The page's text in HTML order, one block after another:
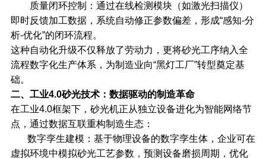
质量闭环控制：通过在线检测模块（如激光扫描仪）
即时反馈加工数据，系统自动修正参数偏差，形成“感知-分
析-优化”的闭环流程。
这种自动化升级不仅释放了劳动力，更将砂光工序纳入全
流程数字化生产体系，为制造业向“黑灯工厂”转型奠定基
础。
二、工业4.0砂光技术：数据驱动的制造革命
在工业4.0框架下，砂光机正从独立设备进化为智能网络节
点，通过数据互联重构制造生态：
数字孪生建模：基于物理设备的数字孪生体，企业可在
虚拟环境中模拟砂光工艺参数，预测设备磨损周期，优化